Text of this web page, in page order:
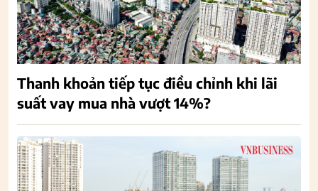
Thanh khoản tiếp tục điều chỉnh khi lãi
suất vay mua nhà vượt 14%?